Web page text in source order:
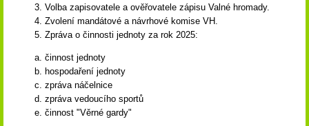
Volba zapisovatele a ověřovatele zápisu Valné hromady.
Zvolení mandátové a návrhové komise VH.
Zpráva o činnosti jednoty za rok 2025:
činnost jednoty
hospodaření jednoty
zpráva náčelnice
zpráva vedoucího sportů
činnost "Věrné gardy"